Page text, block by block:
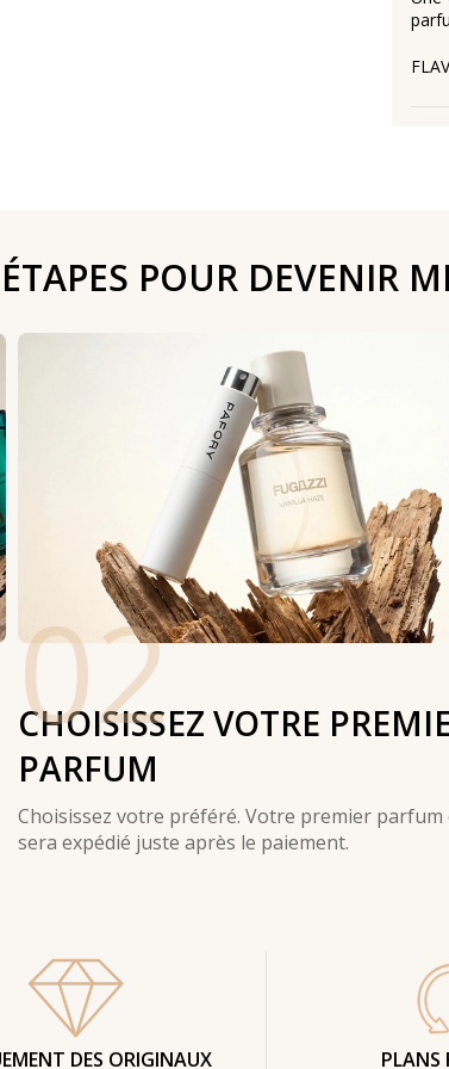
POUR DEVENIR
02
CHOISISSEZ VOTRE
PARFUM
Choisissez votre préféré. Votre premier parfum
sera expédié juste après le paiement.
DES ORIGINAUX PLANS